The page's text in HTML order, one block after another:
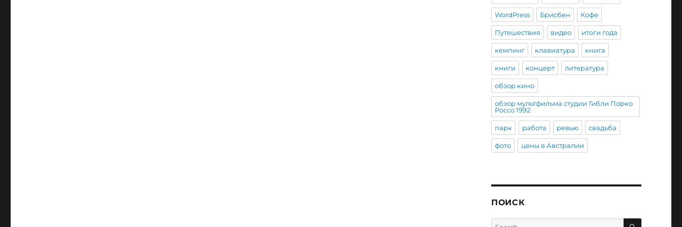
WordPress Брисбен Кофе
Путешествия видео итоги года
кемпинг клавиатура книга
книги концерт литература
обзор кино
обзор мультфильма студии Гибли Порко
Россо 1992
парк работа ревью свадьба
фото цены в Австралии
ПОИСК
Search SEARCH